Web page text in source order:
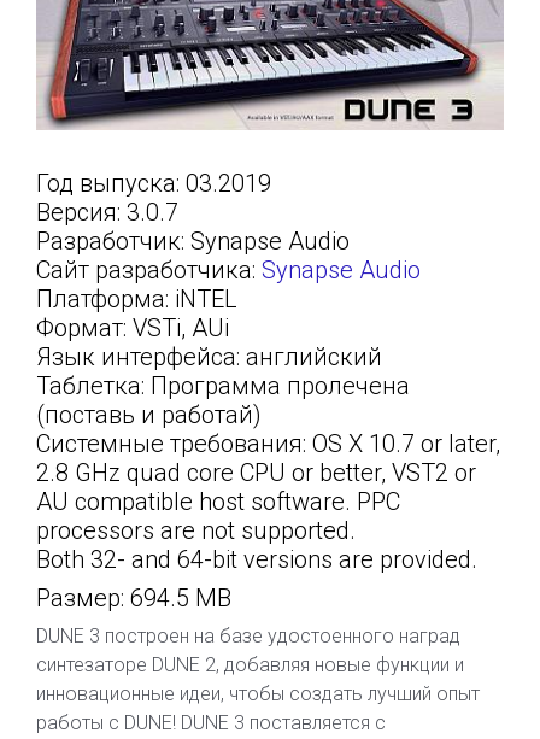
Год выпуска: 03.2019
Версия: 3.0.7
Разработчик: Synapse Audio
Сайт разработчика: Synapse Audio
Платформа: iNTEL
Формат: VSTi, AUi
Язык интерфейса: английский
Таблетка: Программа пролечена
(поставь и работай)
Системные требования: OS X 10.7 or later,
2.8 GHz quad core CPU or better, VST2 or
AU compatible host software. PPC
processors are not supported.
Both 32- and 64-bit versions are provided.
Размер: 694.5 MB
DUNE 3 построен на базе удостоенного наград
синтезаторе DUNE 2, добавляя новые функции и
инновационные идеи, чтобы создать лучший опыт
работы с DUNE! DUNE 3 поставляется с